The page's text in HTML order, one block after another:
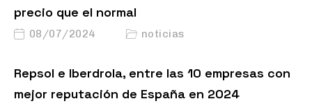
precio que el normal
08/07/2024 noticias
Repsol e Iberdrola, entre las 10 empresas con
mejor reputación de España en 2024